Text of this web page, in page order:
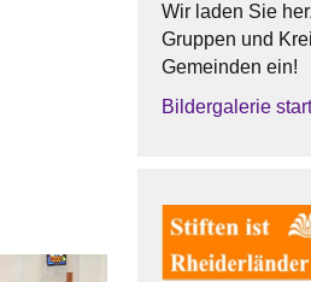
Wir laden Sie
Gruppen und
Gemeinden ein!
Bildergalerie